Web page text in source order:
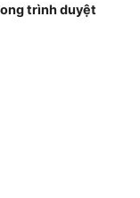
trình duyệt